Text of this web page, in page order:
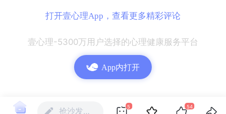
们往往会加剧症状，影响患者的日常生活。
对一个反复清洁的强迫症患者而言，2个小时的洗手不仅仅
是一遍又一遍地洗手，而是地狱。每次重复洗手的过程都
伴随着越来越多的挫败感和焦虑：为什么我不能停下来？
是干净的？我到底还要洗多久？
打开壹心理App，查看更多精彩评论
壹心理-5300万用户选择的心理健康服务平台
抢沙发…
5 54
App内打开